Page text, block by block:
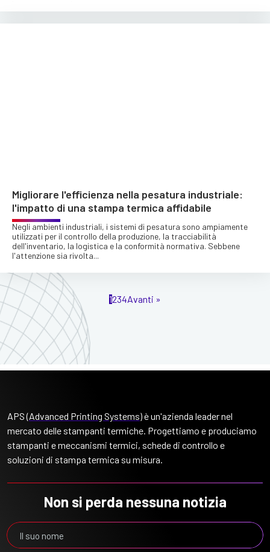
Migliorare l'efficienza nella pesatura industriale:
l'impatto di una stampa termica affidabile
Negli ambienti industriali, i sistemi di pesatura sono ampiamente
utilizzati per il controllo della produzione, la tracciabilità
dell'inventario, la logistica e la conformità normativa. Sebbene
l'attenzione sia rivolta...
1234Avanti »
APS (Advanced Printing Systems) è un'azienda leader nel
mercato delle stampanti termiche. Progettiamo e produciamo
stampanti e meccanismi termici, schede di controllo e
soluzioni di stampa termica su misura.
Non si perda nessuna notizia